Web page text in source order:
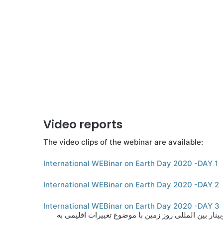
Video reports
The video clips of the webinar are available:
International WEBinar on Earth Day 2020 -DAY 1
International WEBinar on Earth Day 2020 -DAY 2
International WEBinar on Earth Day 2020 -DAY 3
بین المللی روز زمین با موضوع تغییرات اقلیمی به